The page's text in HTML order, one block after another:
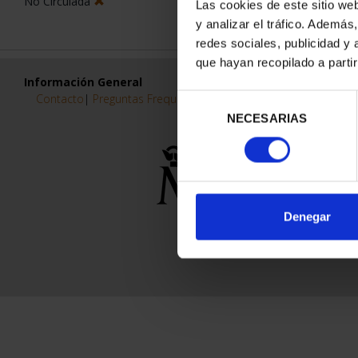
Las cookies de este sitio
y analizar el tráfico.
redes sociales, publicidad y
que hayan recopilado a
consentimiento
NECESARIAS
Denegar
Información General
Contacto | Preguntas Frequentes (FAQs)